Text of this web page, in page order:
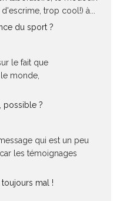
trop cool!) à...
du sport ?
le fait que
monde,
possible ?
qui est un peu
les témoignages
toujours mal !